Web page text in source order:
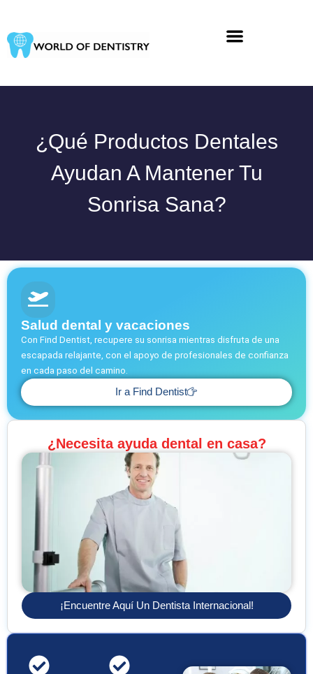
contenido
¿Qué Productos Dentales
Ayudan A Mantener Tu
Sonrisa Sana?
Salud dental y vacaciones
Con Find Dentist, recupere su sonrisa mientras disfruta de una
escapada relajante, con el apoyo de profesionales de confianza
en cada paso del camino.
Ir a Find Dentist
¿Necesita ayuda dental en casa?
¡Encuentre Aquí Un Dentista Internacional!